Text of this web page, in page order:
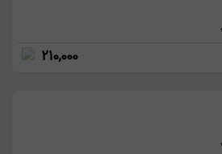
210,000